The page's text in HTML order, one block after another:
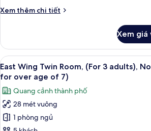
không
(Edmont)
Xem thêm chi tiết
Chi
Phòng
giường
đơn
không
hút
thuốc
(Edmont)
Xem giá
Xem
tất
cả
ảnh
East
Wing
Bộ đồ
11
East Wing Twin Room, (For 3 adults),
for over age of 7)
Quang cảnh thành phố
28 mét vuông
1 phòng ngủ